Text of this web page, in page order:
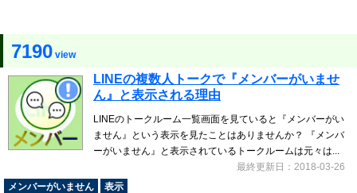
7190 view
LINEの複数人トークで『メンバーがいませ
ん』と表示される理由
LINEのトークルーム一覧画面を見ていると『メンバーがい
ません』という表示を見たことはありませんか？ 『メンバ
ーがいません』と表示されているトークルームは元々は...
最終更新日：2018-03-26
メンバーがいません
表示